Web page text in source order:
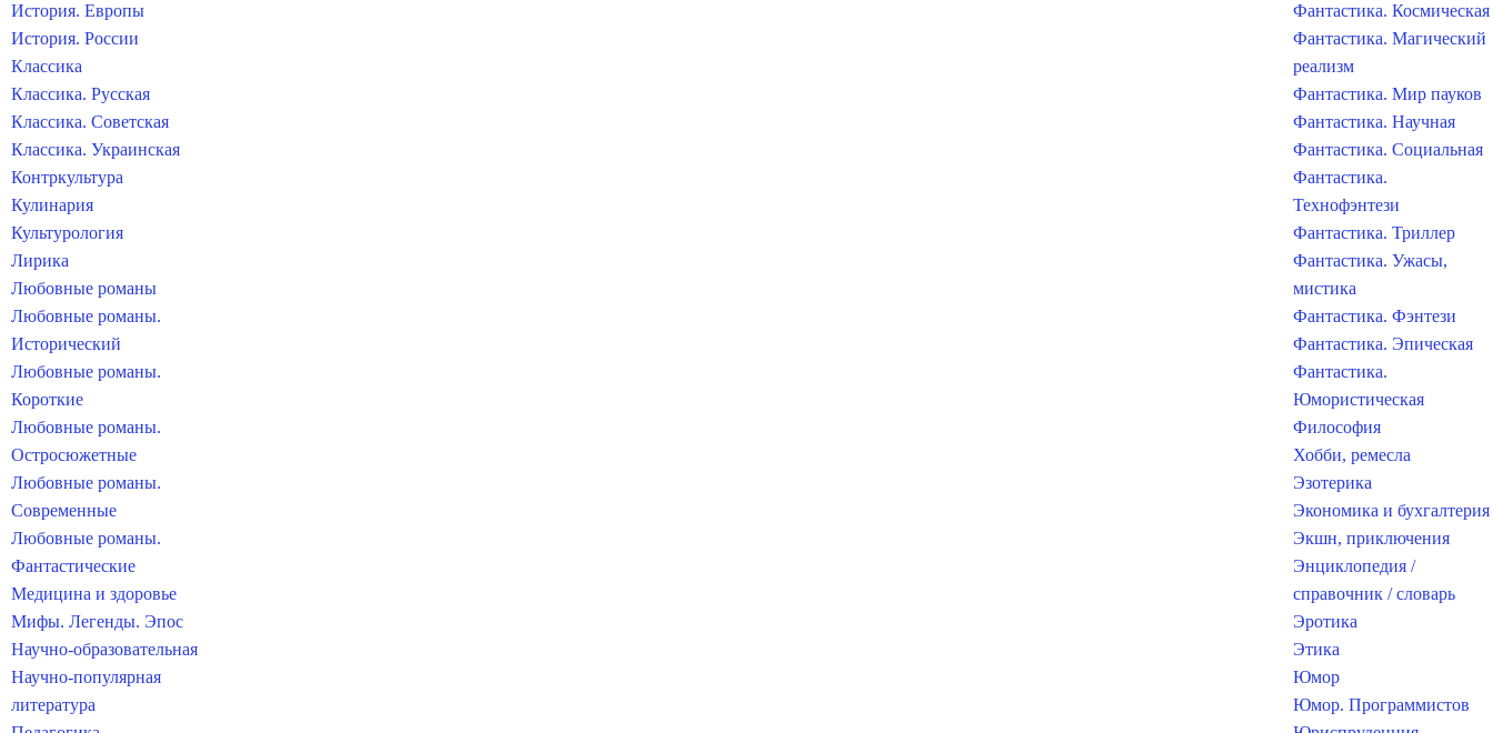
История. Европы
История. России
Классика
Классика. Русская
Классика. Советская
Классика. Украинская
Контркультура
Кулинария
Культурология
Лирика
Любовные романы
Любовные романы.
Исторический
Любовные романы.
Короткие
Любовные романы.
Остросюжетные
Любовные романы.
Современные
Любовные романы.
Фантастические
Медицина и здоровье
Мифы. Легенды. Эпос
Научно-образовательная
Научно-популярная
литература
Фантастика. Космическая
Фантастика. Магический
реализм
Фантастика. Мир пауков
Фантастика. Научная
Фантастика. Социальная
Фантастика.
Технофэнтези
Фантастика. Триллер
Фантастика. Ужасы,
мистика
Фантастика. Фэнтези
Фантастика. Эпическая
Фантастика.
Юмористическая
Философия
Хобби, ремесла
Эзотерика
Экономика и бухгалтерия
Экшн, приключения
Энциклопедия /
справочник / словарь
Эротика
Этика
Юмор
Юмор. Программистов